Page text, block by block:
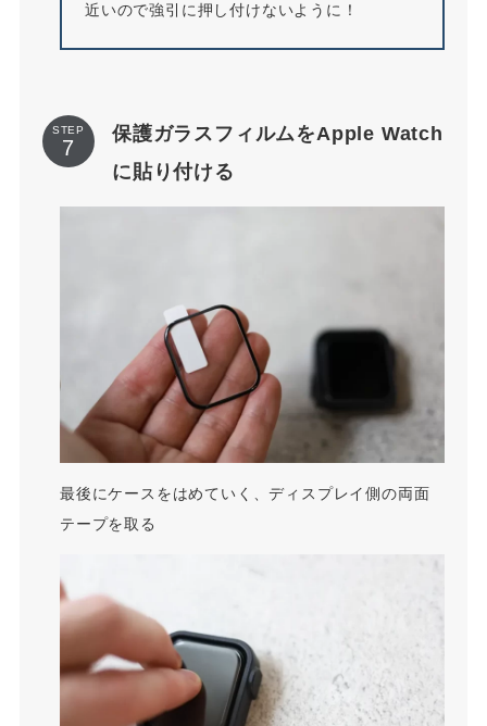
近いので強引に押し付けないように！
STEP
保護ガラスフィルムをApple Watch
に貼り付ける
最後にケースをはめていく、ディスプレイ側の両面
テープを取る